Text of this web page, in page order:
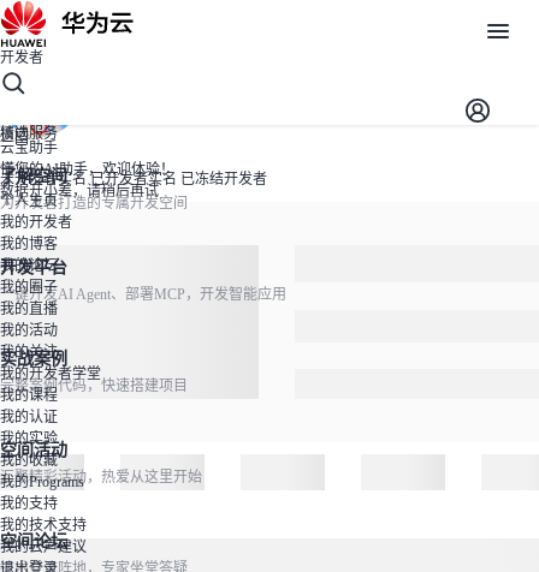
开发者空间
开发者空间
精选服务
了解空间
为开发者打造的专属开发空间
开发平台
一键开发AI Agent、部署MCP，开发智能应用
实战案例
完整案例代码，快速搭建项目
空间活动
汇聚精彩活动，热爱从这里开始
空间论坛
技术交流阵地，专家坐堂答疑
开发者
返回
未开发者实名 已开发者实名 已冻结开发者
个人主页
我的开发者
我的博客
我的论坛
我的圈子
我的直播
我的活动
我的关注
我的开发者学堂
我的课程
我的认证
我的实验
我的收藏
我的Programs
我的支持
我的技术支持
我的云声建议
退出登录
云宝助手
懂您的AI助手，欢迎体验！
数据开小差，请稍后再试